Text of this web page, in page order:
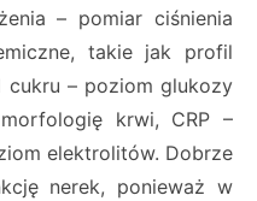
– pomiar ciśnienia
takie jak profil
– poziom glukozy
krwi, CRP –
elektrolitów. Dobrze
nerek, ponieważ w